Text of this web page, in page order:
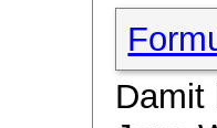
Damit